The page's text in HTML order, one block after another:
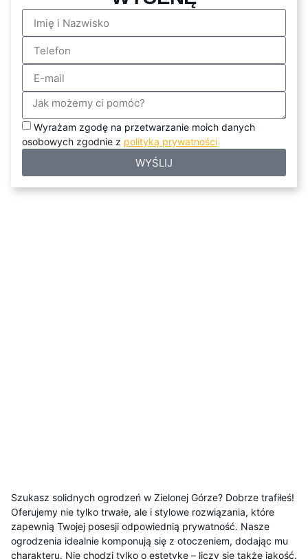
Wyrażam zgodę na przetwarzanie moich danych
osobowych zgodnie z polityką prywatności
WYŚLIJ
Szukasz solidnych ogrodzeń w Zielonej Górze? Dobrze trafiłeś!
Oferujemy nie tylko trwałe, ale i stylowe rozwiązania, które
zapewnią Twojej posesji odpowiednią prywatność. Nasze
ogrodzenia idealnie komponują się z otoczeniem, dodając mu
charakteru. Nie chodzi tylko o estetykę – liczy się także jakość.